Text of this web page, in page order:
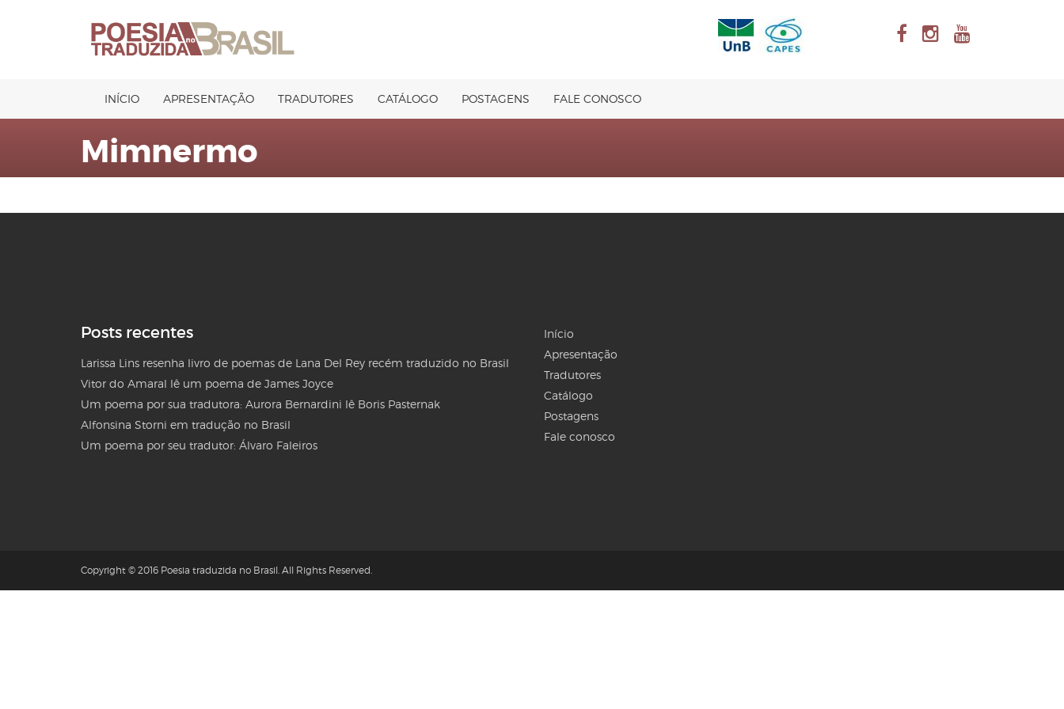
INÍCIO APRESENTAÇÃO TRADUTORES CATÁLOGO POSTAGENS FALE CONOSCO
Mimnermo
Posts recentes
Larissa Lins resenha livro de poemas de Lana Del Rey recém traduzido no Brasil
Vitor do Amaral lê um poema de James Joyce
Um poema por sua tradutora: Aurora Bernardini lê Boris Pasternak
Alfonsina Storni em tradução no Brasil
Um poema por seu tradutor: Álvaro Faleiros
Início
Apresentação
Tradutores
Catálogo
Postagens
Fale conosco
Copyright © 2016 Poesia traduzida no Brasil. All Rights Reserved.